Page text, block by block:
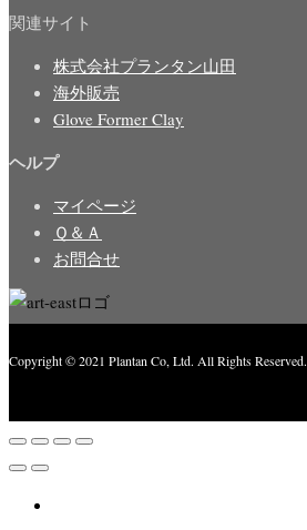
関連サイト
株式会社プランタン山田
海外販売
Glove Former Clay
ヘルプ
マイページ
Ｑ＆Ａ
お問合せ
Copyright © 2021 Plantan Co, Ltd. All Rights Reserved.